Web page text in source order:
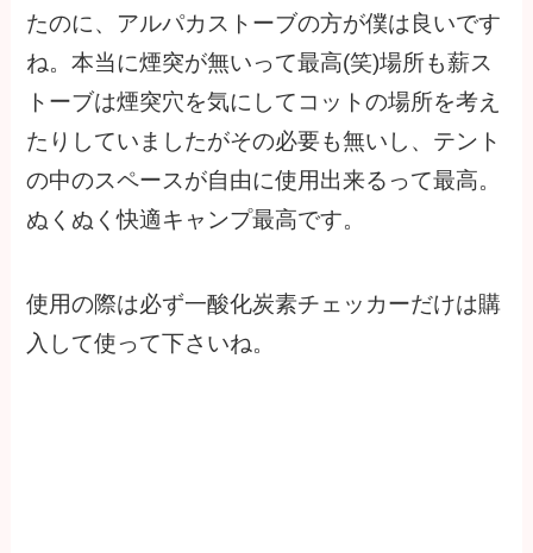
たのに、アルパカストーブの方が僕は良いです
ね。本当に煙突が無いって最高(笑)場所も薪ス
トーブは煙突穴を気にしてコットの場所を考え
たりしていましたがその必要も無いし、テント
の中のスペースが自由に使用出来るって最高。
ぬくぬく快適キャンプ最高です。
使用の際は必ず一酸化炭素チェッカーだけは購
入して使って下さいね。